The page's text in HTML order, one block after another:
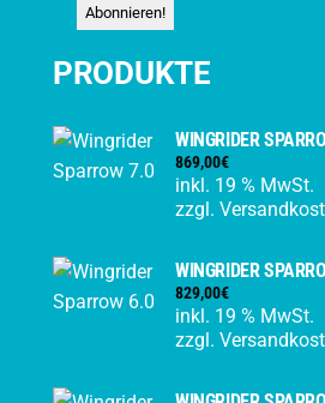
PRODUKTE
WINGRIDER
869,00€
inkl. 19 % MwSt.
zzgl.
WINGRIDER
829,00€
inkl. 19 % MwSt.
zzgl.